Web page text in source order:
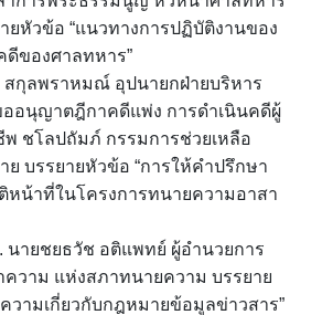
ยหัวข้อ “แนวทางการปฏิบัติงานของ
ของศาลทหาร”
สกุลพราหมณ์ อุปนายกฝ่ายบริหาร
ออนุญาตฎีกาคดีแพ่ง การดำเนินคดีผู้
พ ชโลปถัมภ์ กรรมการช่วยเหลือ
บรรยายหัวข้อ “การให้คำปรึกษา
หน้าที่ในโครงการทนายความอาสา
นายชยธวัช อติแพทย์ ผู้อำนวยการ
วาม แห่งสภาทนายความ บรรยาย
วามเกี่ยวกับกฎหมายข้อมูลข่าวสาร”